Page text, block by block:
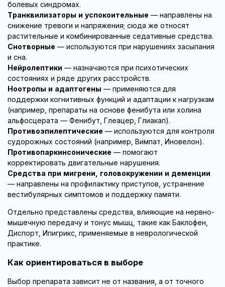
болевых синдромах.
Транквилизаторы и успокоительные — направлены на
снижение тревоги и напряжения; сюда же относят
растительные и комбинированные седативные средства.
Снотворные — используются при нарушениях засыпания
и сна.
Нейролептики — назначаются при психотических
состояниях и ряде других расстройств.
Ноотропы и адаптогены — применяются для
поддержки когнитивных функций и адаптации к нагрузкам
(например, препараты на основе фенибута или холина
альфосцерата — Фенибут, Глеацер, Глиакап).
Противоэпилептические — используются для контроля
судорожных состояний (например, Вимпат, Иновелон).
Противопаркинсонические — помогают
корректировать двигательные нарушения.
Средства при мигрени, головокружении и деменции
— направлены на профилактику приступов, устранение
вестибулярных симптомов и поддержку памяти.
Отдельно представлены средства, влияющие на нервно-
мышечную передачу и тонус мышц, такие как Баклофен,
Диспорт, Ипигрикс, применяемые в неврологической
практике.
Как ориентироваться в выборе
Выбор препарата зависит не от названия, а от точного